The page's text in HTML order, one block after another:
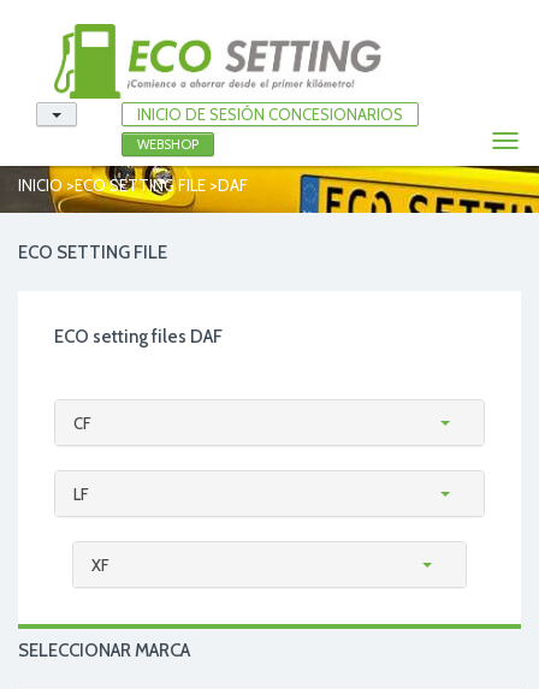
INICIO DE SESIÓN CONCESIONARIOS
WEBSHOP
INICIO>ECO SETTING FILE >DAF
ECO SETTING FILE
ECO setting files DAF
CF
LF
XF
SELECCIONAR MARCA